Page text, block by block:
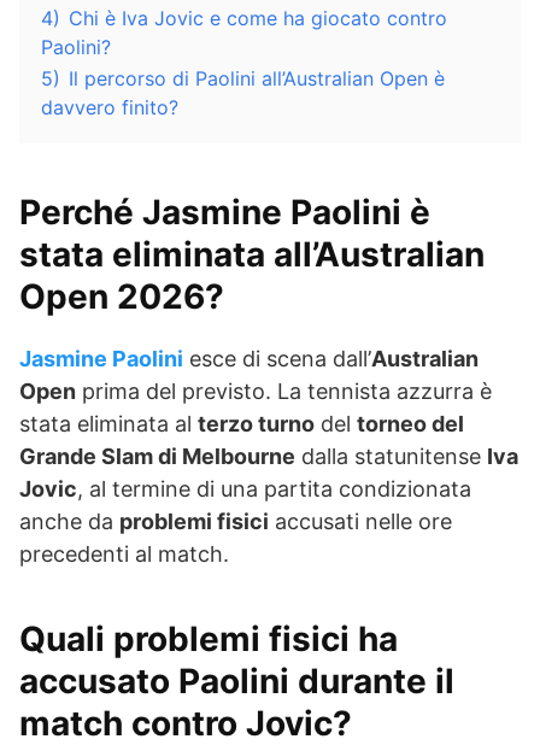
4) Chi è Iva Jovic e come ha giocato contro
Paolini?
5) Il percorso di Paolini all’Australian Open è
davvero finito?
Perché Jasmine Paolini è
stata eliminata all’Australian
Open 2026?
Jasmine Paolini esce di scena dall’Australian
Open prima del previsto. La tennista azzurra è
stata eliminata al terzo turno del torneo del
Grande Slam di Melbourne dalla statunitense Iva
Jovic, al termine di una partita condizionata
anche da problemi fisici accusati nelle ore
precedenti al match.
Quali problemi fisici ha
accusato Paolini durante il
match contro Jovic?